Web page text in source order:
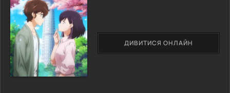
ДИВИТИСЯ ОНЛАЙН